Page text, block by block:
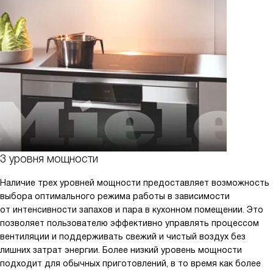
3 уровня мощности
Наличие трех уровней мощности предоставляет возможность
выбора оптимального режима работы в зависимости
от интенсивности запахов и пара в кухонном помещении. Это
позволяет пользователю эффективно управлять процессом
вентиляции и поддерживать свежий и чистый воздух без
лишних затрат энергии. Более низкий уровень мощности
подходит для обычных приготовлений, в то время как более